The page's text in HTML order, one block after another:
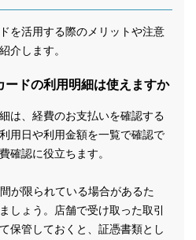
を活用する際のメリットや注意
介します。
ードの利用明細は使えますか
は、経費のお支払いを確認する
用日や利用金額を一覧で確認で
確認に役立ちます。
が限られている場合があるた
しょう。店舗で受け取った取引
保管しておくと、証憑書類とし